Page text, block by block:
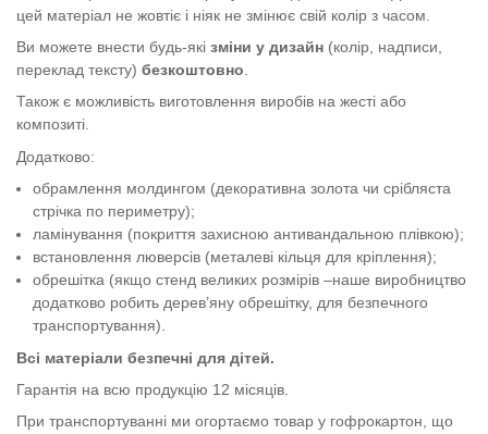
цей матеріал не жовтіє і ніяк не змінює свій колір з часом.
Ви можете внести будь-які зміни у дизайн (колір, надписи,
переклад тексту) безкоштовно
Також є можливість виготовлення виробів на жесті або
композиті.
Додатково:
обрамлення молдингом (декоративна золота чи срібляста
стрічка по периметру);
ламінування (покриття захисною антивандальною плівкою);
встановлення люверсів (металеві кільця для кріплення);
обрешітка (якщо стенд великих розмірів –наше виробництво
додатково робить дерев’яну обрешітку, для безпечного
транспортування).
Всі матеріали безпечні для дітей.
Гарантія на всю продукцію 12 місяців.
При транспортуванні ми огортаємо товар у гофрокартон, що